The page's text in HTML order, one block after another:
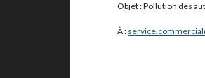
Objet : Pollution des
À :